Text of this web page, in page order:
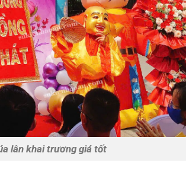
lân khai trương giá tốt